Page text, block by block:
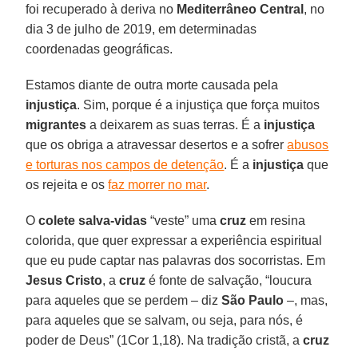
foi recuperado à deriva no Mediterrâneo Central , no
dia 3 de julho de 2019, em determinadas
coordenadas geográficas.
Estamos diante de outra morte causada pela
injustiça. Sim, porque é a injustiça que força muitos
migrantes a deixarem as suas terras. É a injustiça
que os obriga a atravessar desertos e a sofrerabusos
e torturas nos campos de detenção. É a injustiça que
os rejeita e osfaz morrer no mar.
Ocolete salva-vidas “veste” umacruz em resina
colorida, que quer expressar a experiência espiritual
que eu pude captar nas palavras dos socorristas. Em
Jesus Cristo, acruz é fonte de salvação, “loucura
para aqueles que se perdem – dizSão Paulo –, mas,
para aqueles que se salvam, ou seja, para nós, é
poder de Deus” (1Cor 1,18). Na tradição cristã, acruz